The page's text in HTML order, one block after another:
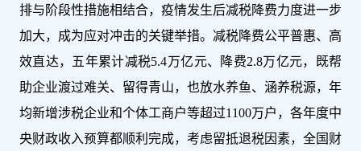
排与阶段性措施相结合，疫情发生后减税降费力度进一步
加大，成为应对冲击的关键举措。减税降费公平普惠、高
效直达，五年累计减税5.4万亿元、降费2.8万亿元，既帮
助企业渡过难关、留得青山，也放水养鱼、涵养税源，年
均新增涉税企业和个体工商户等超过1100万户，各年度中
央财政收入预算都顺利完成，考虑留抵退税因素，全国财